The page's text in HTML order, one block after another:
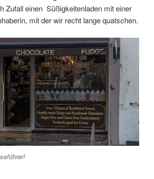
Zufall einen Süßigkeitenladen mit einer
mit der wir recht lange quatschen.